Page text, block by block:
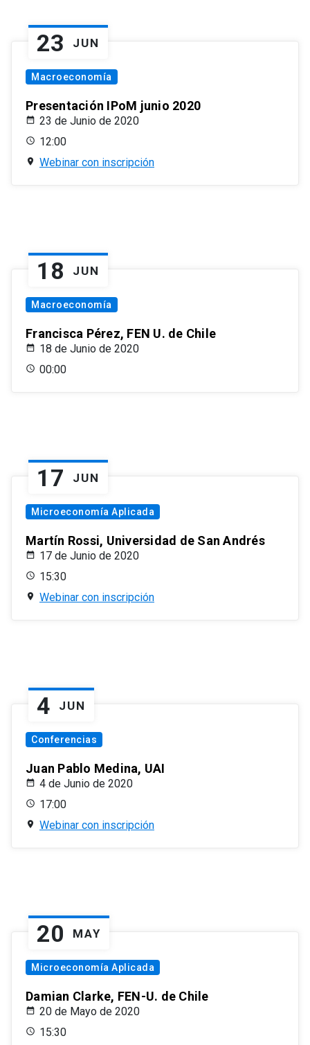
23 JUN
Macroeconomía
Presentación IPoM junio 2020
23 de Junio de 2020
12:00
Webinar con inscripción
18 JUN
Macroeconomía
Francisca Pérez, FEN U. de Chile
18 de Junio de 2020
00:00
17 JUN
Microeconomía Aplicada
Martín Rossi, Universidad de San Andrés
17 de Junio de 2020
15:30
Webinar con inscripción
4 JUN
Conferencias
Juan Pablo Medina, UAI
4 de Junio de 2020
17:00
Webinar con inscripción
20 MAY
Microeconomía Aplicada
Damian Clarke, FEN-U. de Chile
20 de Mayo de 2020
15:30